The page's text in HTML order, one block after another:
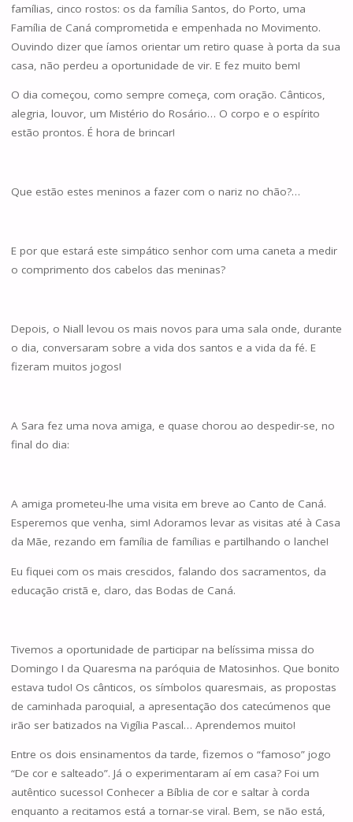
famílias, cinco rostos: os da família Santos, do Porto, uma
Família de Caná comprometida e empenhada no Movimento.
Ouvindo dizer que íamos orientar um retiro quase à porta da sua
casa, não perdeu a oportunidade de vir. E fez muito bem!
O dia começou, como sempre começa, com oração. Cânticos,
alegria, louvor, um Mistério do Rosário… O corpo e o espírito
estão prontos. É hora de brincar!
Que estão estes meninos a fazer com o nariz no chão?…
E por que estará este simpático senhor com uma caneta a medir
o comprimento dos cabelos das meninas?
Depois, o Niall levou os mais novos para uma sala onde, durante
o dia, conversaram sobre a vida dos santos e a vida da fé. E
fizeram muitos jogos!
A Sara fez uma nova amiga, e quase chorou ao despedir-se, no
final do dia:
A amiga prometeu-lhe uma visita em breve ao Canto de Caná.
Esperemos que venha, sim! Adoramos levar as visitas até à Casa
da Mãe, rezando em família de famílias e partilhando o lanche!
Eu fiquei com os mais crescidos, falando dos sacramentos, da
educação cristã e, claro, das Bodas de Caná.
Tivemos a oportunidade de participar na belíssima missa do
Domingo I da Quaresma na paróquia de Matosinhos. Que bonito
estava tudo! Os cânticos, os símbolos quaresmais, as propostas
de caminhada paroquial, a apresentação dos catecúmenos que
irão ser batizados na Vigília Pascal… Aprendemos muito!
Entre os dois ensinamentos da tarde, fizemos o “famoso” jogo
“De cor e salteado”. Já o experimentaram aí em casa? Foi um
autêntico sucesso! Conhecer a Bíblia de cor e saltar à corda
enquanto a recitamos está a tornar-se viral. Bem, se não está,